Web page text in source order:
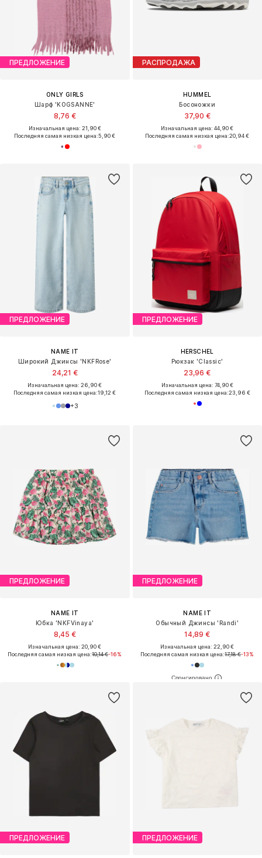
ПРЕДЛОЖЕНИЕ
ONLY GIRLS
Шарф 'KOGSANNE'
8,76 €
Изначальная цена: 21,90 €
Последняя самая низкая цена:5,90 €
РАСПРОДАЖА
HUMMEL
Босоножки
37,90 €
Изначальная цена: 44,90 €
Последняя самая низкая цена:20,94 €
ПРЕДЛОЖЕНИЕ
NAME IT
Широкий Джинсы 'NKFRose'
24,21 €
Изначальная цена: 26,90 €
Последняя самая низкая цена:19,12 €
+3
ПРЕДЛОЖЕНИЕ
HERSCHEL
Рюкзак 'Classic'
23,96 €
Изначальная цена: 74,90 €
Последняя самая низкая цена:23,96 €
ПРЕДЛОЖЕНИЕ
NAME IT
Юбка 'NKFVinaya'
8,45 €
Изначальная цена: 20,90 €
Последняя самая низкая цена:10,14 €-16%
ПРЕДЛОЖЕНИЕ
NAME IT
Обычный Джинсы 'Randi'
14,89 €
Изначальная цена: 22,90 €
Последняя самая низкая цена:17,18 €-13%
ПРЕДЛОЖЕНИЕ ПРЕДЛОЖЕНИЕ